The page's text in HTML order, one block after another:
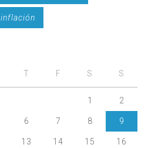
inflación
T F S S
1 2
6 7 8 9
13 14 15 16